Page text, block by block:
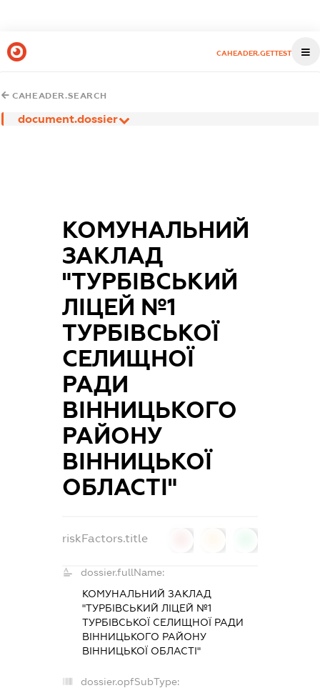
CAHEADER.GETTEST
CAHEADER.SEARCH
document.dossier
КОМУНАЛЬНИЙ
ЗАКЛАД
"ТУРБІВСЬКИЙ
ЛІЦЕЙ №1
ТУРБІВСЬКОЇ
СЕЛИЩНОЇ
РАДИ
ВІННИЦЬКОГО
РАЙОНУ
ВІННИЦЬКОЇ
ОБЛАСТІ"
riskFactors.title
dossier.fullName:
КОМУНАЛЬНИЙ ЗАКЛАД
"ТУРБІВСЬКИЙ ЛІЦЕЙ №1
ТУРБІВСЬКОЇ СЕЛИЩНОЇ РАДИ
ВІННИЦЬКОГО РАЙОНУ
ВІННИЦЬКОЇ ОБЛАСТІ"
dossier.opfSubType: